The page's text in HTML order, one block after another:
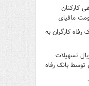
کارکنان
مافیای
کارگران به
میلیارد ریال تسهیلات
توسط بانک رفاه